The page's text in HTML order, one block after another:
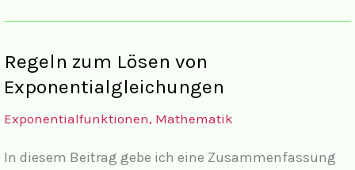
V,
e-
Funktionen
und
Brüchen
Regeln zum Lösen von
Exponentialgleichungen
Exponentialfunktionen, Mathematik
In diesem Beitrag gebe ich eine Zusammenfassung